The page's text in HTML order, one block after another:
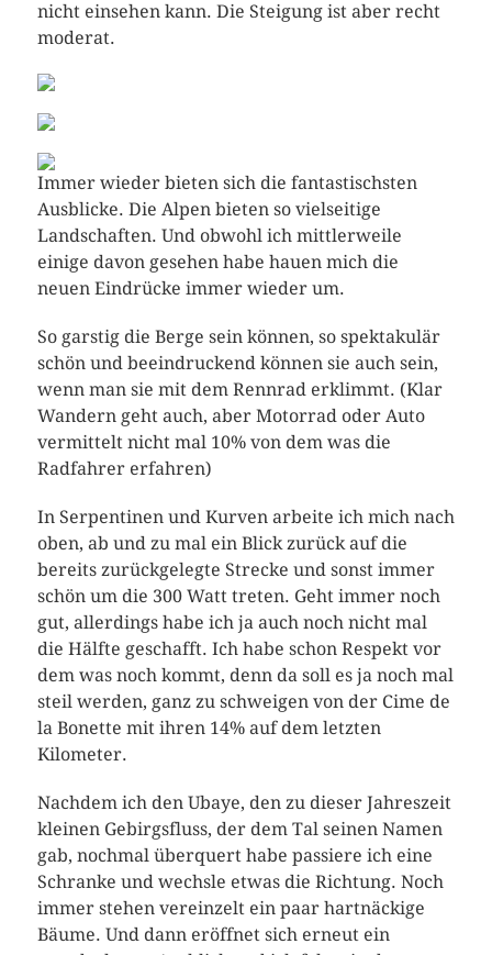
nicht einsehen kann. Die Steigung ist aber recht
moderat.
Immer wieder bieten sich die fantastischsten
Ausblicke. Die Alpen bieten so vielseitige
Landschaften. Und obwohl ich mittlerweile
einige davon gesehen habe hauen mich die
neuen Eindrücke immer wieder um.
So garstig die Berge sein können, so spektakulär
schön und beeindruckend können sie auch sein,
wenn man sie mit dem Rennrad erklimmt. (Klar
Wandern geht auch, aber Motorrad oder Auto
vermittelt nicht mal 10% von dem was die
Radfahrer erfahren)
In Serpentinen und Kurven arbeite ich mich nach
oben, ab und zu mal ein Blick zurück auf die
bereits zurückgelegte Strecke und sonst immer
schön um die 300 Watt treten. Geht immer noch
gut, allerdings habe ich ja auch noch nicht mal
die Hälfte geschafft. Ich habe schon Respekt vor
dem was noch kommt, denn da soll es ja noch mal
steil werden, ganz zu schweigen von der Cime de
la Bonette mit ihren 14% auf dem letzten
Kilometer.
Nachdem ich den Ubaye, den zu dieser Jahreszeit
kleinen Gebirgsfluss, der dem Tal seinen Namen
gab, nochmal überquert habe passiere ich eine
Schranke und wechsle etwas die Richtung. Noch
immer stehen vereinzelt ein paar hartnäckige
Bäume. Und dann eröffnet sich erneut ein